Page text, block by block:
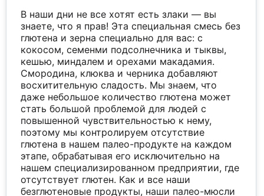
В наши дни не все хотят есть злаки — вы
знаете, что я прав! Эта специальная смесь без
глютена и зерна специально для вас: с
кокосом, семенми подсолнечника и тыквы,
кешью, миндалем и орехами макадамия.
Смородина, клюква и черника добавляют
восхитительную сладость. Мы знаем, что
даже небольшое количество глютена может
стать большой проблемой для людей с
повышенной чувствительностью к нему,
поэтому мы контролируем отсутствие
глютена в нашем палео-продукте на каждом
этапе, обрабатывая его исключительно на
нашем специализированном предприятии, где
отсутствует глютен. Как и все наши
безглютеновые продукты, наши палео-мюсли